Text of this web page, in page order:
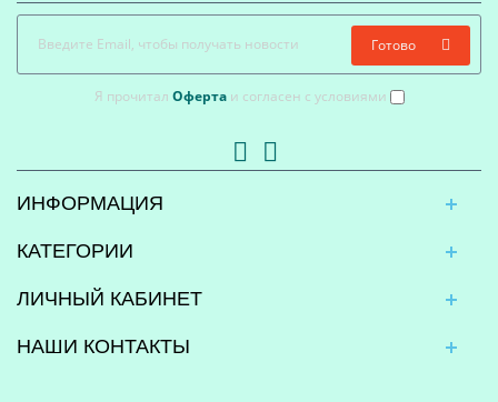
Я прочитал Офертаи согласен с условиями
Готово
ИНФОРМАЦИЯ
КАТЕГОРИИ
ЛИЧНЫЙ КАБИНЕТ
НАШИ КОНТАКТЫ